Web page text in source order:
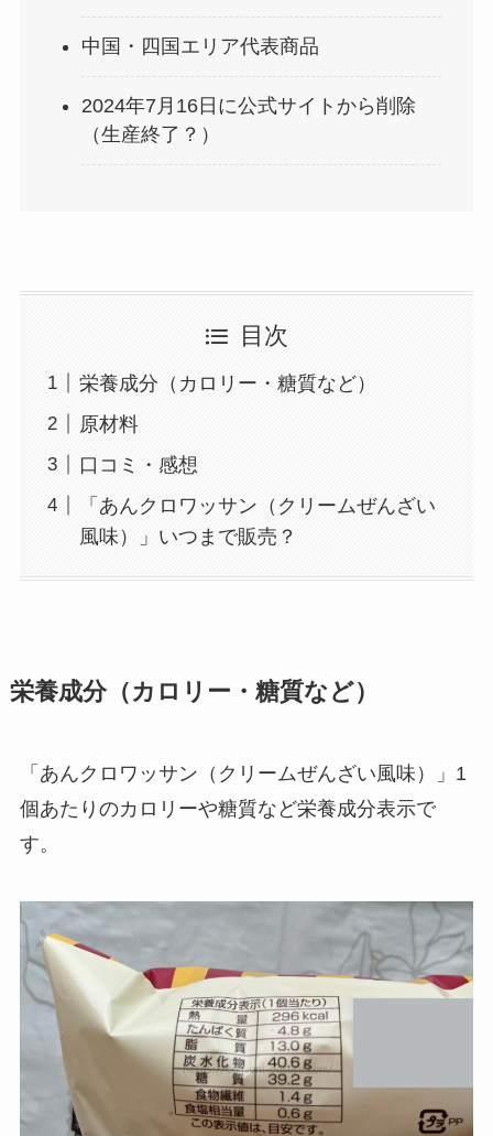
中国・四国エリア代表商品
2024年7月16日に公式サイトから削除
（生産終了？）
目次
栄養成分（カロリー・糖質など）
原材料
口コミ・感想
「あんクロワッサン（クリームぜんざい
風味）」いつまで販売？
栄養成分（カロリー・糖質など）
「あんクロワッサン（クリームぜんざい風味）」1
個あたりのカロリーや糖質など栄養成分表示で
す。